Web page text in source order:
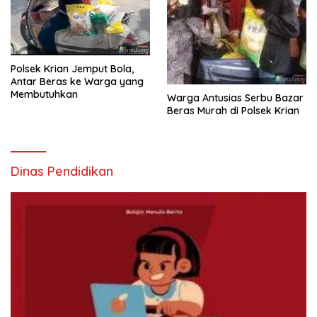
Polsek Krian Jemput Bola,
Antar Beras ke Warga yang
Membutuhkan
Warga Antusias Serbu Bazar
Beras Murah di Polsek Krian
Dinas Pendidikan